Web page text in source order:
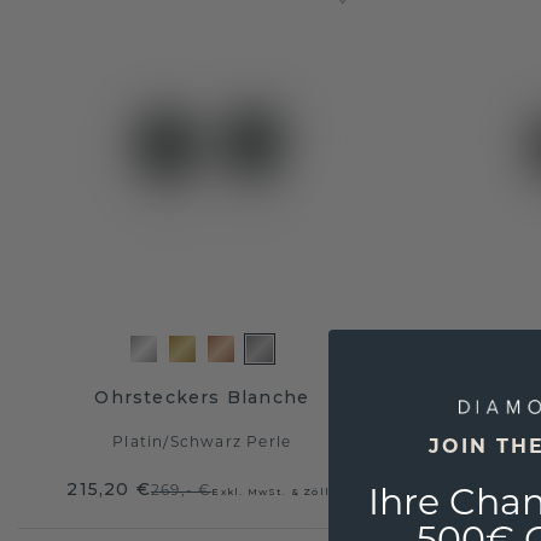
Ohrsteckers Blanche
Platin/ Schwarz Perle
215,20 €269,- €Exkl. MwSt. & Zölle 943,20
JOIN
Ihre